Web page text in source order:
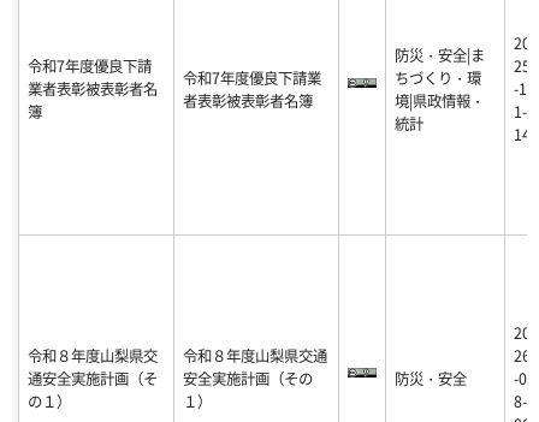
令和7年度優良下請
業者表彰被表彰者名
簿
令和7年度優良下請業
者表彰被表彰者名簿
防災・安全|ま
ちづくり・環
境|県政情報・
統計
20
25
-1
1-
14
令和８年度山梨県交
通安全実施計画（そ
の１）
令和８年度山梨県交通
安全実施計画（その
１）
防災・安全
20
26
-0
8-